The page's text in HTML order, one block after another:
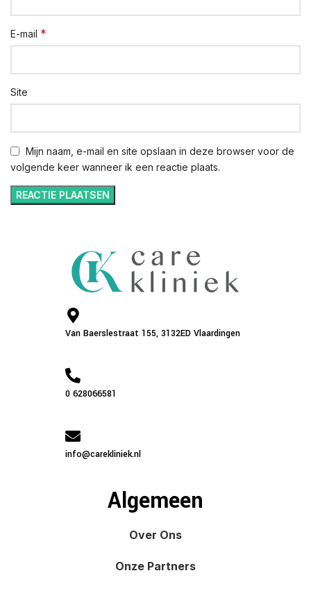
E-mail *
Site
Mijn naam, e-mail en site opslaan in deze browser voor de
volgende keer wanneer ik een reactie plaats.
Van Baerslestraat 155, 3132ED Vlaardingen
0 628066581
info@carekliniek.nl
Algemeen
Over Ons
Onze Partners